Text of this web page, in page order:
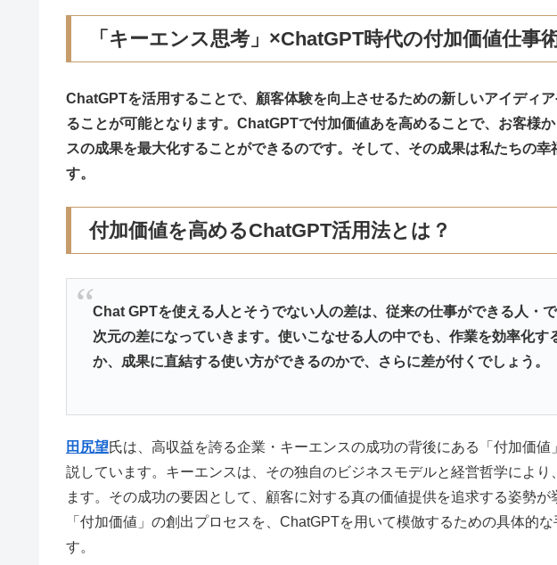
「キーエンス思考」×ChatGPT時代の付加価値仕事
ChatGPTを活用することで、顧客体験を向上させるための新しいアイディ
ることが可能となります。ChatGPTで付加価値あを高めることで、 お客様
スの成果を最大化することができるのです。そして、その成果は私たちの
す。
付加価値を高めるChatGPT活用法とは？
Chat GPTを使える人とそうでない人の差は、従来の仕事ができる人・
次元の差になっていきます。使いこなせる人の中でも、作業を効率化す
か、成果に直結する使い方ができるのかで、さらに差が付くでしょう。
田尻望氏は、高収益を誇る企業・キーエンスの成功の背後にある「付加価
説しています。キーエンスは、その独自のビジネスモデルと経営哲学によ
ます。その成功の要因として、顧客に対する真の価値提供を追求する姿勢
「付加価値」の創出プロセスを、ChatGPTを用いて模倣するための具体的
す。